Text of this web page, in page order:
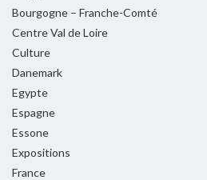
Bourgogne – Franche-Comté
Centre Val de Loire
Culture
Danemark
Egypte
Espagne
Essone
Expositions
France